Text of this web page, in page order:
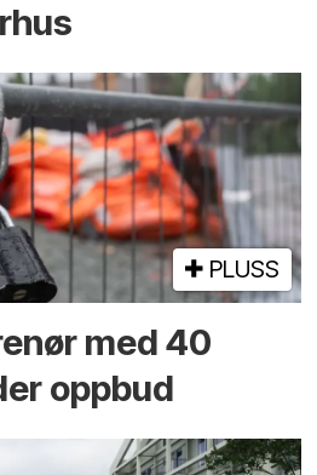
PLUSS
med 40
oppbud